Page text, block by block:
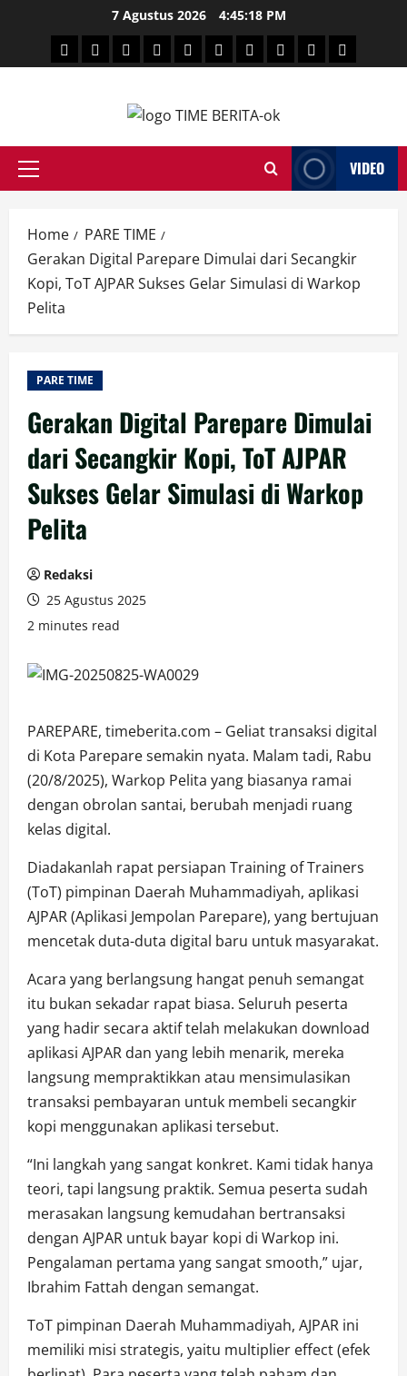
content
7 Agustus 2026 4:45:18 PM
HEADLINE
PARESULSELBAR
POLITIKHUKRIMNASIONAL
PENKESSPORTAINMENT
DUNIAMEDSOS
Primary
VIDEO
Home
PARE TIME
Gerakan Digital Parepare Dimulai dari Secangkir
Kopi, ToT AJPAR Sukses Gelar Simulasi di Warkop
Pelita
PARE TIME
Gerakan Digital Parepare Dimulai
dari Secangkir Kopi, ToT AJPAR
Sukses Gelar Simulasi di Warkop
Pelita
Redaksi
25 Agustus 2025
2 minutes read
PAREPARE, timeberita.com – Geliat transaksi digital
di Kota Parepare semakin nyata. Malam tadi, Rabu
(20/8/2025), Warkop Pelita yang biasanya ramai
dengan obrolan santai, berubah menjadi ruang
kelas digital.
Diadakanlah rapat persiapan Training of Trainers
(ToT) pimpinan Daerah Muhammadiyah, aplikasi
AJPAR (Aplikasi Jempolan Parepare), yang bertujuan
mencetak duta-duta digital baru untuk masyarakat.
Acara yang berlangsung hangat penuh semangat
itu bukan sekadar rapat biasa. Seluruh peserta
yang hadir secara aktif telah melakukan download
aplikasi AJPAR dan yang lebih menarik, mereka
langsung mempraktikkan atau mensimulasikan
transaksi pembayaran untuk membeli secangkir
kopi menggunakan aplikasi tersebut.
“Ini langkah yang sangat konkret. Kami tidak hanya
teori, tapi langsung praktik. Semua peserta sudah
merasakan langsung kemudahan bertransaksi
dengan AJPAR untuk bayar kopi di Warkop ini.
Pengalaman pertama yang sangat smooth,” ujar,
Ibrahim Fattah dengan semangat.
ToT pimpinan Daerah Muhammadiyah, AJPAR ini
memiliki misi strategis, yaitu multiplier effect (efek